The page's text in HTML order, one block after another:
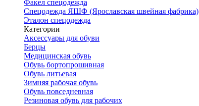
Факел спецодежда
Спецодежда ЯШФ (Ярославская швейная фабрика)
Эталон спецодежда
Категории
Аксессуары для обуви
Берцы
Медицинская обувь
Обувь бортопрошивная
Обувь литьевая
Зимняя рабочая обувь
Обувь повседневная
Резиновая обувь для рабочих